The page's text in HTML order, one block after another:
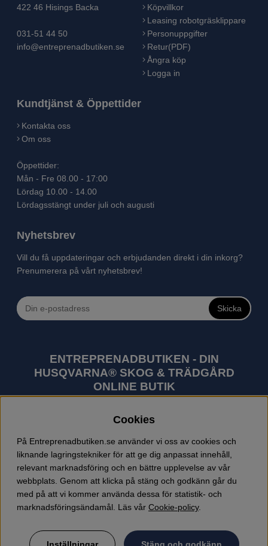
422 46 Hisings Backa
031-51 44 50
info@entreprenadbutiken.se
Köpvillkor
Leasing robotgräsklippare
Personuppgifter
Retur(PDF)
Ångra köp
Logga in
Kundtjänst & Öppettider
Kontakta oss
Om oss
Öppettider:
Mån - Fre 08.00 - 17:00
Lördag 10.00 - 14.00
Lördagsstängt under juli och augusti
Nyhetsbrev
Vill du få uppdateringar och erbjudanden direkt i din inkorg?
Prenumerera på vårt nyhetsbrev!
Skicka
ENTREPRENADBUTIKEN - DIN
HUSQVARNA® SKOG & TRÄDGÅRD
ONLINE BUTIK
utomhusprodukter som skogsmaskiner och
trädgårdsmaskiner. I sortimentet finns bl.a. robotgräsklippare,
motorsågar, röjsågar, trimmers, riders, åkgräsklippare,
trädgårdstraktorer, gräsklippare, häcksaxar, lövblåsar,
jordfräsar, snöslungor, skyddskläder och arbetskläder.
Entreprenadbutiken har snabba leveranser av Husqvarna
produkter.
Cookies
På Entreprenadbutiken.se använder vi oss av cookies och
liknande lagringstekniker för att ge dig anpassat innehåll,
relevant marknadsföring och en bättre upplevelse av vår
webbplats. Genom att klicka på stäng och godkänn går du
med på att vi kommer använda dessa för statistik- och
marknadsföringsändamål. Läs vår Cookie-policy.